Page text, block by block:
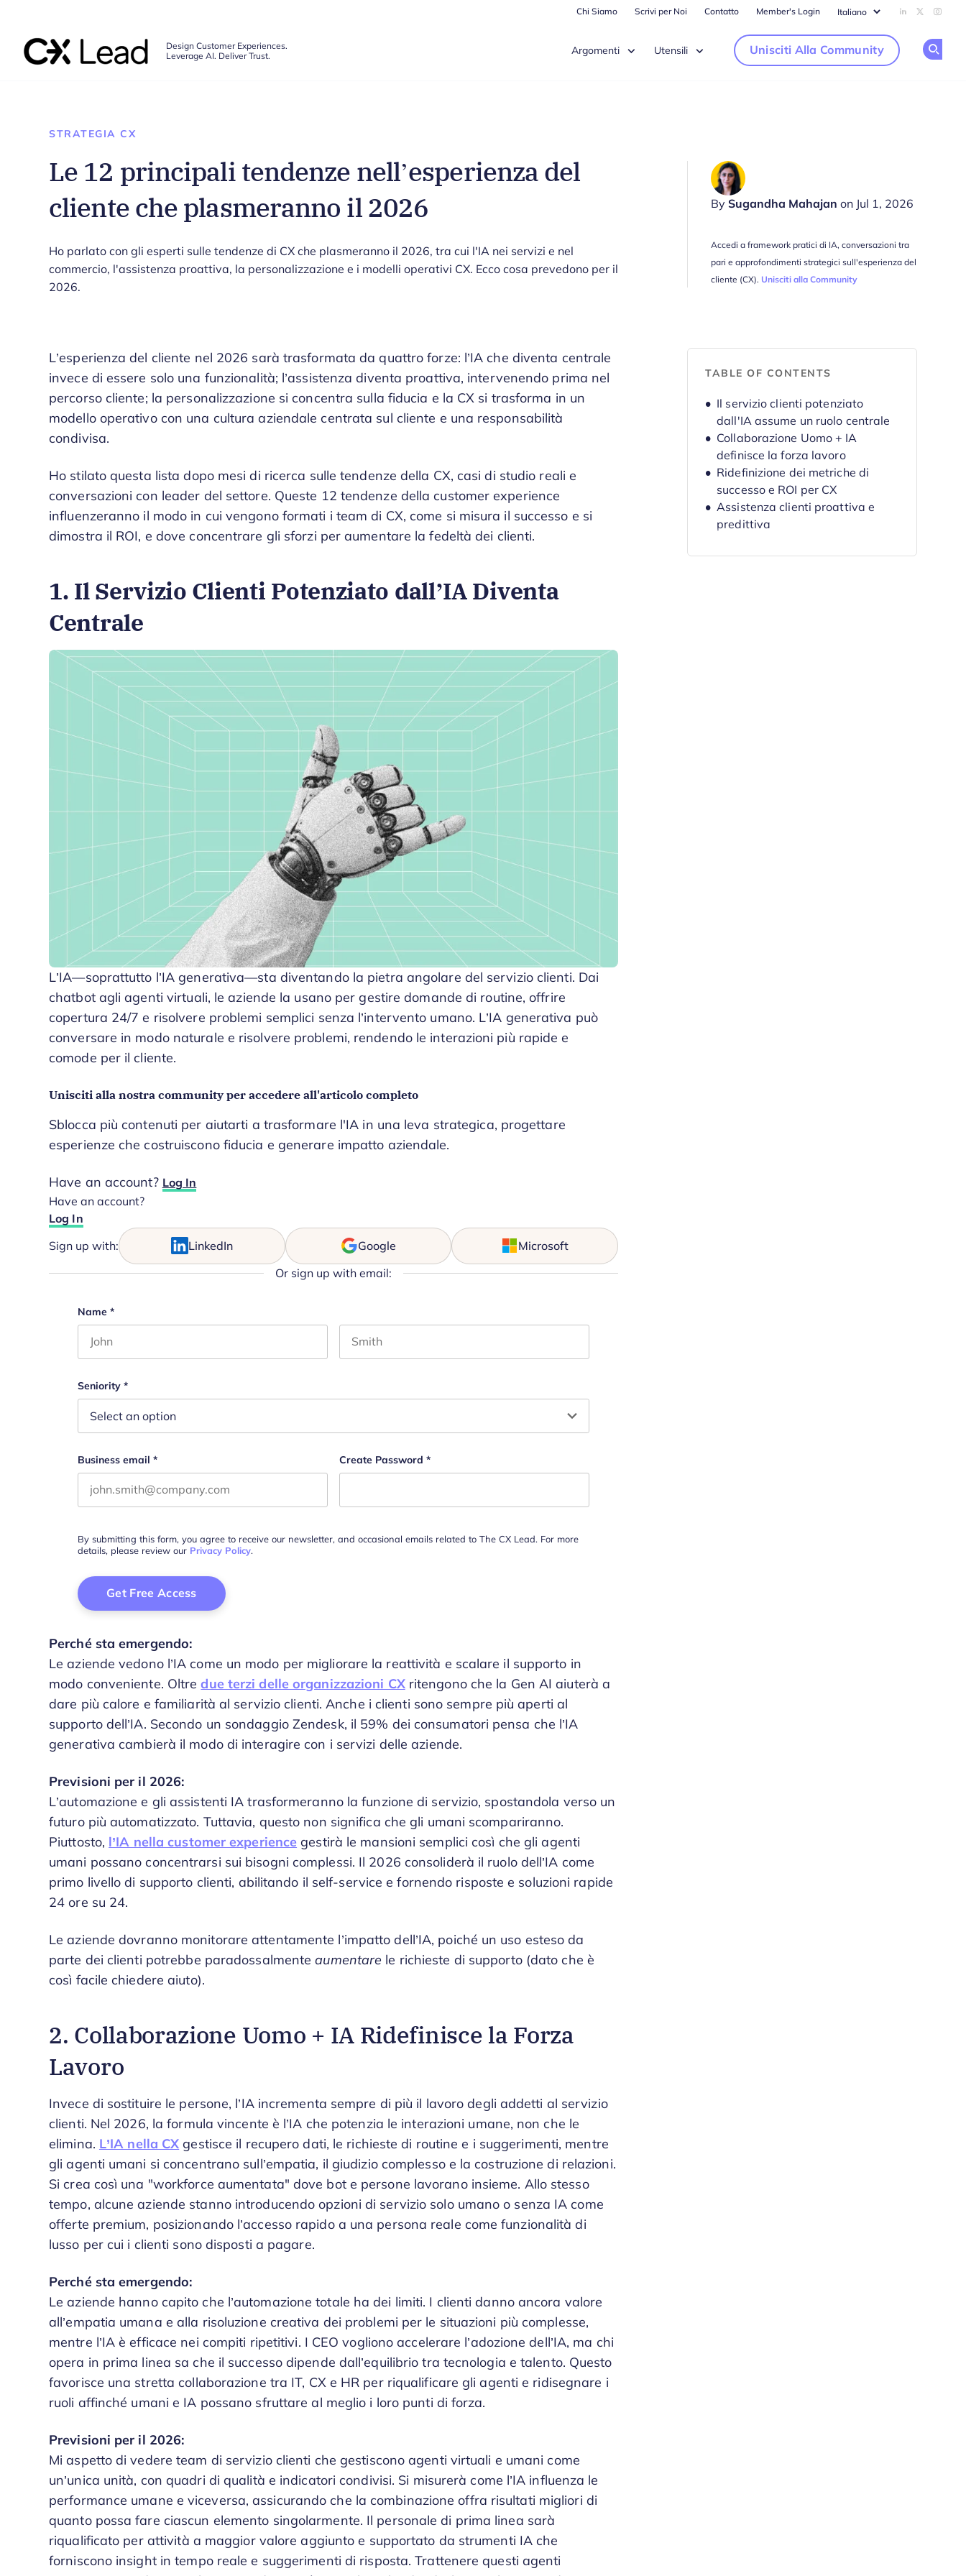
Chi Siamo Scrivi per Noi Contatto Member's Login Add us on
Follow
Design Customer Experiences.
Leverage AI. Deliver Trust.
Argomenti Utensili Unisciti Alla Community
STRATEGIA CX
Le 12 principali tendenze nell’esperienza del
cliente che plasmeranno il 2026
By Sugandha Mahajan on Jul 1, 2026
Accedi a framework pratici di IA, conversazioni tra
pari e approfondimenti strategici sull'esperienza del
cliente (CX). Unisciti alla Community
Ho parlato con gli esperti sulle tendenze di CX che plasmeranno il 2026, tra cui l'IA nei servizi e nel
commercio, l'assistenza proattiva, la personalizzazione e i modelli operativi CX. Ecco cosa prevedono per il
2026.
L’esperienza del cliente nel 2026 sarà trasformata da quattro forze: l’IA che diventa centrale
invece di essere solo una funzionalità; l’assistenza diventa proattiva, intervenendo prima nel
percorso cliente; la personalizzazione si concentra sulla fiducia e la CX si trasforma in un
modello operativo con una cultura aziendale centrata sul cliente e una responsabilità
condivisa.
Ho stilato questa lista dopo mesi di ricerca sulle tendenze della CX, casi di studio reali e
conversazioni con leader del settore. Queste 12 tendenze della customer experience
influenzeranno il modo in cui vengono formati i team di CX, come si misura il successo e si
dimostra il ROI, e dove concentrare gli sforzi per aumentare la fedeltà dei clienti.
1. Il Servizio Clienti Potenziato dall’IA Diventa
Centrale
L’IA—soprattutto l’IA generativa—sta diventando la pietra angolare del servizio clienti. Dai
chatbot agli agenti virtuali, le aziende la usano per gestire domande di routine, offrire
copertura 24/7 e risolvere problemi semplici senza l’intervento umano. L’IA generativa può
conversare in modo naturale e risolvere problemi, rendendo le interazioni più rapide e
comode per il cliente.
Unisciti alla nostra community per accedere all'articolo completo
Sblocca più contenuti per aiutarti a trasformare l'IA in una leva strategica, progettare
esperienze che costruiscono fiducia e generare impatto aziendale.
Have an account? Log In
Have an account?
Log In
Sign up with: LinkedIn Google Microsoft
Or sign up with email:
X/Twitter
Name *
Seniority *
Business email * Create Password *
By submitting this form, you agree to receive our newsletter, and occasional emails related to The CX Lead. For more
details, please review our Privacy Policy.
Perché sta emergendo:
Le aziende vedono l’IA come un modo per migliorare la reattività e scalare il supporto in
modo conveniente. Oltredue terzi delle organizzazioni CXritengono che la Gen AI aiuterà a
dare più calore e familiarità al servizio clienti. Anche i clienti sono sempre più aperti al
supporto dell’IA. Secondo un sondaggio Zendesk, il 59% dei consumatori pensa che l’IA
generativa cambierà il modo di interagire con i servizi delle aziende.
Previsioni per il 2026:
L’automazione e gli assistenti IA trasformeranno la funzione di servizio, spostandola verso un
futuro più automatizzato. Tuttavia, questo non significa che gli umani scompariranno.
Piuttosto, l’IA nella customer experience gestirà le mansioni semplici così che gli agenti
umani possano concentrarsi sui bisogni complessi. Il 2026 consoliderà il ruolo dell’IA come
primo livello di supporto clienti, abilitando il self-service e fornendo risposte e soluzioni rapide
24 ore su 24.
Le aziende dovranno monitorare attentamente l’impatto dell’IA, poiché un uso esteso da
parte dei clienti potrebbe paradossalmenteaumentare le richieste di supporto (dato che è
così facile chiedere aiuto).
2. Collaborazione Uomo + IA Ridefinisce la Forza
Lavoro
Invece di sostituire le persone, l’IA incrementa sempre di più il lavoro degli addetti al servizio
clienti. Nel 2026, la formula vincente è l’IA che potenzia le interazioni umane, non che le
elimina. L’IA nella CX gestisce il recupero dati, le richieste di routine e i suggerimenti, mentre
gli agenti umani si concentrano sull’empatia, il giudizio complesso e la costruzione di relazioni.
Si crea così una "workforce aumentata" dove bot e persone lavorano insieme. Allo stesso
tempo, alcune aziende stanno introducendo opzioni di servizio solo umano o senza IA come
offerte premium, posizionando l’accesso rapido a una persona reale come funzionalità di
lusso per cui i clienti sono disposti a pagare.
Perché sta emergendo:
Le aziende hanno capito che l’automazione totale ha dei limiti. I clienti danno ancora valore
all’empatia umana e alla risoluzione creativa dei problemi per le situazioni più complesse,
mentre l’IA è efficace nei compiti ripetitivi. I CEO vogliono accelerare l’adozione dell’IA, ma chi
opera in prima linea sa che il successo dipende dall’equilibrio tra tecnologia e talento. Questo
favorisce una stretta collaborazione tra IT, CX e HR per riqualificare gli agenti e ridisegnare i
ruoli affinché umani e IA possano sfruttare al meglio i loro punti di forza.
Previsioni per il 2026:
Mi aspetto di vedere team di servizio clienti che gestiscono agenti virtuali e umani come
un’unica unità, con quadri di qualità e indicatori condivisi. Si misurerà come l’IA influenza le
performance umane e viceversa, assicurando che la combinazione offra risultati migliori di
quanto possa fare ciascun elemento singolarmente. Il personale di prima linea sarà
riqualificato per attività a maggior valore aggiunto e supportato da strumenti IA che
forniscono insight in tempo reale e suggerimenti di risposta. Trattenere questi agenti
TABLE OF CONTENTS
Il servizio clienti potenziato
dall'IA assume un ruolo centrale
Collaborazione Uomo + IA
definisce la forza lavoro
Ridefinizione dei metriche di
successo e ROI per CX
Assistenza clienti proattiva e
predittiva
diventano la norma